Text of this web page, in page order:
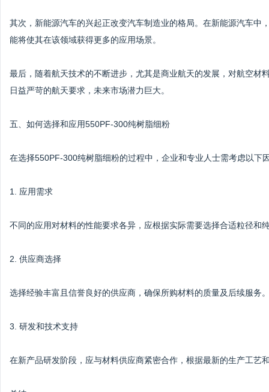
其次，新能源汽车的兴起正改变汽车制造业的格局。在新能源汽车
能将使其在该领域获得更多的应用场景。
最后，随着航天技术的不断进步，尤其是商业航天的发展，对航空
日益严苛的航天要求，未来市场潜力巨大。
五、如何选择和应用550PF-300纯树脂细粉
在选择550PF-300纯树脂细粉的过程中，企业和专业人士需考虑以下
1. 应用需求
不同的应用对材料的性能要求各异，应根据实际需要选择合适粒径和
2. 供应商选择
选择经验丰富且信誉良好的供应商，确保所购材料的质量及后续服务
3. 研发和技术支持
在新产品研发阶段，应与材料供应商紧密合作，根据最新的生产工艺